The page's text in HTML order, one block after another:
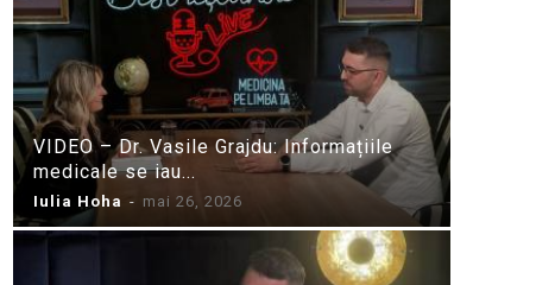
VIDEO – Dr. Vasile Grajdu: Informațiile
medicale se iau...
Iulia Hoha - mai 26, 2026